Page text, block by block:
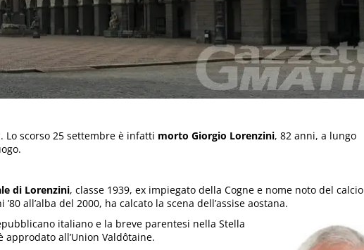
Lo scorso 25 settembre è infatti morto Giorgio Lorenzini, 82 anni, a lungo
di Lorenzini, classe 1939, ex impiegato della Cogne e nome noto del calcio
all’alba del 2000, ha calcato la scena dell’assise aostana.
italiano e la breve parentesi nella Stella
approdato all’Union Valdôtaine.